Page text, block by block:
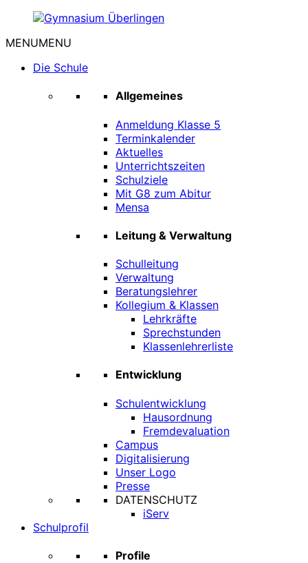
springen
Überlingen
MENUMENU
Die Schule
Allgemeines
Anmeldung Klasse 5
Terminkalender
Aktuelles
Unterrichtszeiten
Schulziele
Mit G8 zum Abitur
Mensa
Leitung & Verwaltung
Schulleitung
Verwaltung
Beratungslehrer
Kollegium & Klassen
Lehrkräfte
Sprechstunden
Klassenlehrerliste
Entwicklung
Schulentwicklung
Hausordnung
Fremdevaluation
Campus
Digitalisierung
Unser Logo
Presse
DATENSCHUTZ
iServ
Schulprofil
Profile